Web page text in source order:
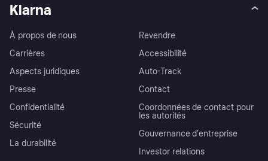
Klarna
À propos de nous
Carrières
Aspects juridiques
Presse
Confidentialité
Sécurité
La durabilité
Revendre
Accessibilité
Auto-Track
Contact
Coordonnées de contact pour
les autorités
Gouvernance d’entreprise
Investor relations